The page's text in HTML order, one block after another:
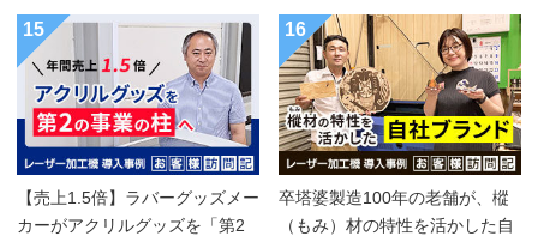
15
【売上1.5倍】ラバーグッズメー
カーがアクリルグッズを「第2
16
卒塔婆製造100年の老舗が、樅
（もみ）材の特性を活かした自